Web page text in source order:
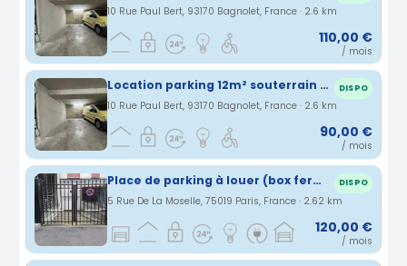
10 Rue Paul Bert, 93170 Bagnolet, France · 2.6 km
110,00 €
/ mois
Location parking 12m² souterrain et sécurisé - Rue Paul Bert - Quartier coutures Bagnolet (proche ligne 9 et 3) DISPO
10 Rue Paul Bert, 93170 Bagnolet, France · 2.6 km
90,00 €
/ mois
Place de parking à louer (box fermé, électricité, garage sécurisé) 75019 DISPO
5 Rue De La Moselle, 75019 Paris, France · 2.62 km
120,00 €
/ mois